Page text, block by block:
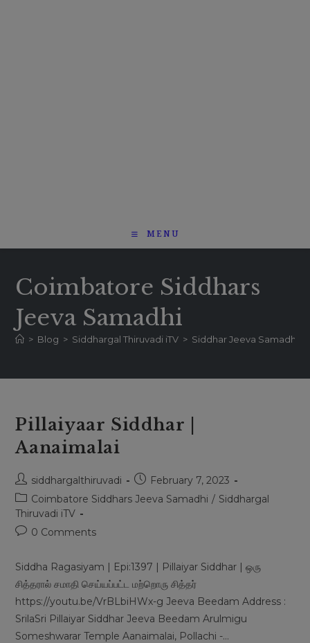
MENU
Coimbatore Siddhars
Jeeva Samadhi
> Blog > Siddhargal Thiruvadi iTV > Siddhar Jeeva Samadhi
Pillaiyaar Siddhar |
Aanaimalai
Post
author:
siddhargalthiruvadi
Post
published:
February 7, 2023
Post
category:
Coimbatore Siddhars Jeeva Samadhi / Siddhargal
Thiruvadi iTV
Post0 Comments
Siddha Ragasiyam | Epi:1397 | Pillaiyar Siddhar | ஒரு
சித்தரால் சமாதி செய்யப்பட்ட மற்றொரு சித்தர்
https://youtu.be/VrBLbiHWx-g Jeeva Beedam Address :
SrilaSri Pillaiyar Siddhar Jeeva Beedam Arulmigu
Someshwarar Temple Aanaimalai, Pollachi -…